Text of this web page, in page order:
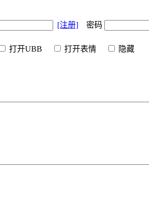
[注册] 密码
打开UBB 打开表情 隐